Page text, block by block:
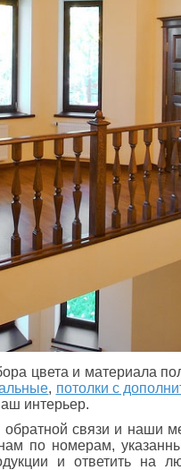
цвета и материала
, потолки с
интерьер.
связи и наши
по номерам,
и ответить